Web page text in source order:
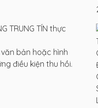
TRUNG TÍN thực
bản hoặc hình
điều kiện thu hồi.